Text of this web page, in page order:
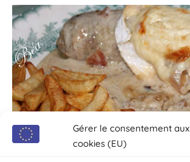
Gérer le consentement aux
cookies (EU)